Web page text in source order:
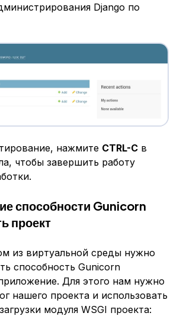
Django по
нажмите CTRL-C в
чтобы завершить работу
способности Gunicorn
проект
из виртуальной среды нужно
способность Gunicorn
Для этого нам нужно
нашего проекта и использовать
модуля WSGI проекта: